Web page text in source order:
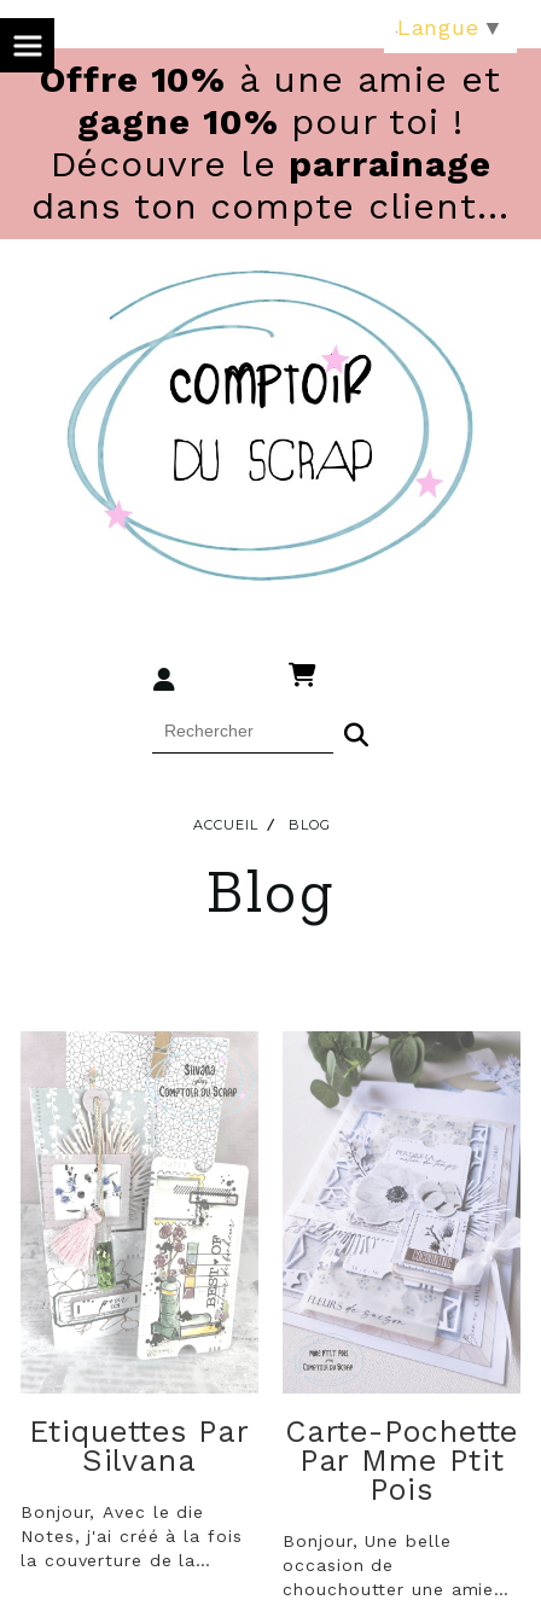
Offre 10% à une amie et
gagne 10% pour toi !
Découvre le parrainage
dans ton compte client...
ACCUEIL BLOG
Blog
Etiquettes Par
Silvana
Bonjour, Avec le die
Notes, j'ai créé à la fois
la couverture de la
Carte-Pochette
Par Mme Ptit
Pois
Bonjour, Une belle
occasion de
chouchoutter une amie
Langue ▼